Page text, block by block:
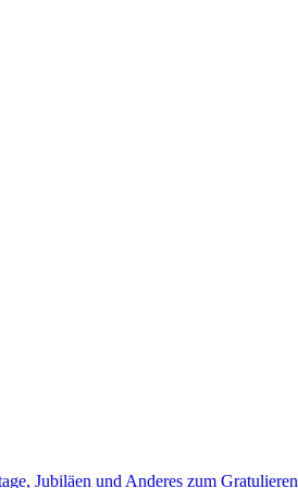
Jubiläen und Anderes zum Gratulieren